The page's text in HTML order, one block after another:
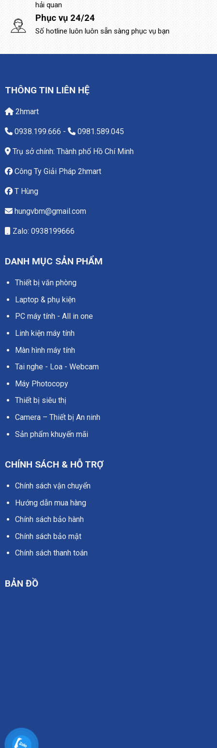
hải quan
Phục vụ 24/24
Số hotline luôn luôn sẵn sàng phục vụ bạn
THÔNG TIN LIÊN HỆ
2hmart
0938.199.666 - 0981.589.045
Trụ sở chính: Thành phố Hồ Chí Minh
Công Ty Giải Pháp 2hmart
T Hùng
hungvbm@gmail.com
Zalo: 0938199666
DANH MỤC SẢN PHẨM
Thiết bị văn phòng
Laptop & phụ kiện
PC máy tính - All in one
Linh kiện máy tính
Màn hình máy tính
Tai nghe - Loa - Webcam
Máy Photocopy
Thiết bị siêu thị
Camera – Thiết bị An ninh
Sản phẩm khuyến mãi
CHÍNH SÁCH & HỖ TRỢ
Chính sách vận chuyển
Hướng dẫn mua hàng
Chính sách bảo hành
Chính sách bảo mật
Chính sách thanh toán
BẢN ĐỒ